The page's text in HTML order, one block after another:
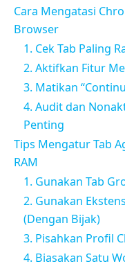
Cara Mengatasi
Browser
1. Cek Tab Paling
2. Aktifkan Fitur
3. Matikan
4. Audit dan
Penting
Tips Mengatur Tab
RAM
1. Gunakan Tab
2. Gunakan
(Dengan Bijak)
3. Pisahkan Profil
4. Biasakan Satu